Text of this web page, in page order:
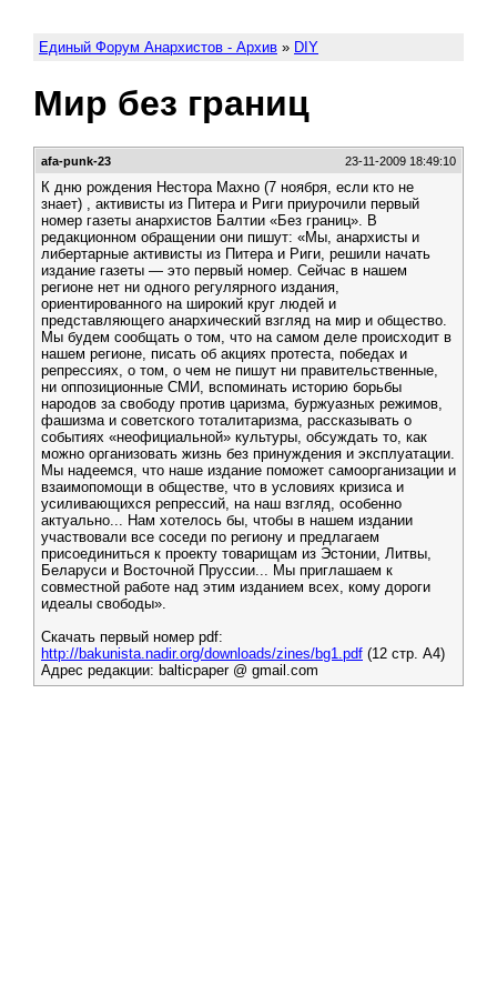
Единый Форум Анархистов - Архив » DIY
Мир без границ
afa-punk-23 23-11-2009 18:49:10
К дню рождения Нестора Махно (7 ноября, если кто не
знает) , активисты из Питера и Риги приурочили первый
номер газеты анархистов Балтии «Без границ». В
редакционном обращении они пишут: «Мы, анархисты и
либертарные активисты из Питера и Риги, решили начать
издание газеты — это первый номер. Сейчас в нашем
регионе нет ни одного регулярного издания,
ориентированного на широкий круг людей и
представляющего анархический взгляд на мир и общество.
Мы будем сообщать о том, что на самом деле происходит в
нашем регионе, писать об акциях протеста, победах и
репрессиях, о том, о чем не пишут ни правительственные,
ни оппозиционные СМИ, вспоминать историю борьбы
народов за свободу против царизма, буржуазных режимов,
фашизма и советского тоталитаризма, рассказывать о
событиях «неофициальной» культуры, обсуждать то, как
можно организовать жизнь без принуждения и эксплуатации.
Мы надеемся, что наше издание поможет самоорганизации и
взаимопомощи в обществе, что в условиях кризиса и
усиливающихся репрессий, на наш взгляд, особенно
актуально... Нам хотелось бы, чтобы в нашем издании
участвовали все соседи по региону и предлагаем
присоединиться к проекту товарищам из Эстонии, Литвы,
Беларуси и Восточной Пруссии... Мы приглашаем к
совместной работе над этим изданием всех, кому дороги
идеалы свободы».
Скачать первый номер pdf:
http://bakunista.nadir.org/downloads/zines/bg1.pdf (12 стр. А4)
Адрес редакции: balticpaper @ gmail.com